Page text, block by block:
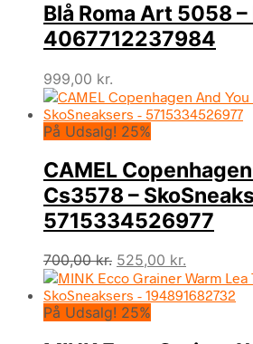
var:
1.399,00 kr..
er:
979,30
Blå Roma Art 5058
4067712237984
999,00 kr.
På Udsalg! 25%
CAMEL
Cs3578 –
5715334526977
700,00kr. Den
oprindelige
pris
var:
525,00 kr.
aktuelle
pris
På Udsalg! 25%